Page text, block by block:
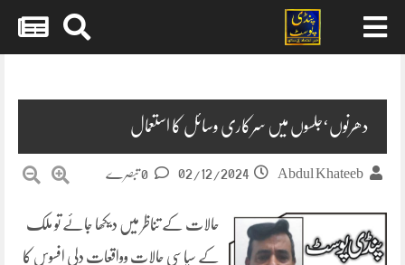
دھرنوں‘جلسوں میں سرکاری وسائل کا استعمال
Abdul Khateeb
02/12/2024
حالات کے تناظر میں دیکھا جائے تو ملک
کے سیاسی حالات وواقعات دلی افسوس کا